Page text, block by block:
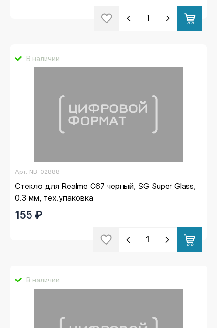
В наличии
Арт. NB-02888
Стекло для Realme C67 черный, SG Super Glass,
0.3 мм, тех.упаковка
155 ₽
В наличии